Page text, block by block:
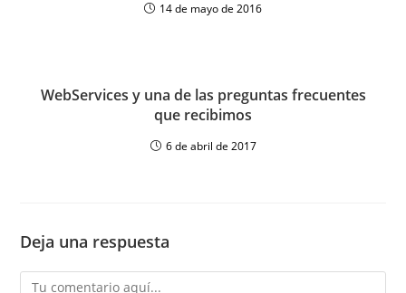
14 de mayo de 2016
WebServices y una de las preguntas frecuentes
que recibimos
6 de abril de 2017
Deja una respuesta